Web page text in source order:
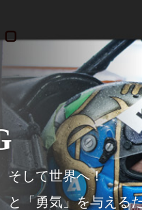
そして世界へ！
と「勇気」を与える